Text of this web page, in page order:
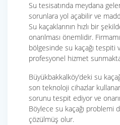
Su tesisatında meydana
sorunlara yol açabilir ve
Su kaçaklarının hızlı bir
onarılması önemlidir.
bölgesinde su kaçağı tespiti
profesyonel hizmet
Büyükbakkalköy’deki su
son teknoloji cihazlar
sorunu tespit ediyor ve
Böylece su kaçağı problemi
çözülmüş olur.